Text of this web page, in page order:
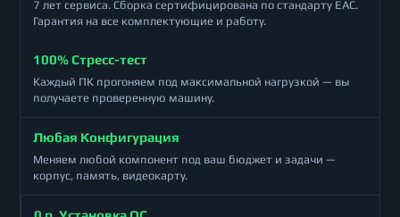
7 лет сервиса. Сборка сертифицирована по стандарту ЕАС.
Гарантия на все комплектующие и работу.
100% Стресс-тест
Каждый ПК прогоняем под максимальной нагрузкой — вы
получаете проверенную машину.
Любая Конфигурация
Меняем любой компонент под ваш бюджет и задачи —
корпус, память, видеокарту.